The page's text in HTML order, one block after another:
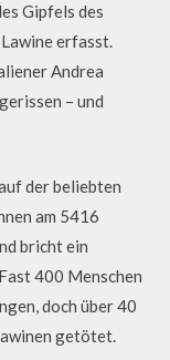
Gipfels des
erfasst.
Andrea
– und
der beliebten
am 5416
bricht ein
400 Menschen
doch über 40
getötet.